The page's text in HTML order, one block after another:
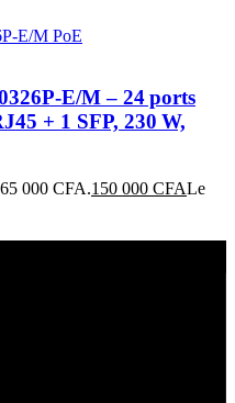
M – 24 ports
+ 1 SFP, 230 W,
000 CFA.150 000 CFALe